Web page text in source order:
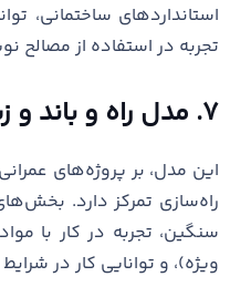
استانداردهای ساختمانی،
تجربه در استفاده از مصالح
۷. مدل راه و باند و زیرساخت
این مدل، بر پروژه‌های
راه‌سازی تمرکز دارد.
سنگین، تجربه در کار با
ویژه)، و توانایی کار در